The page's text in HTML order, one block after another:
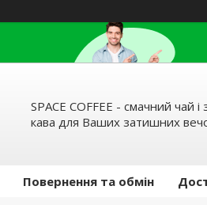
SPACE COFFEE - смачний чай
кава для Ваших затишних
Повернення та обмін